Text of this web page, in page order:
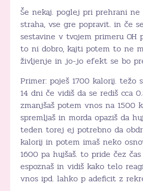
Še nekaj. poglej pri prehrani
straha, vse gre popravit. in če
sestavine v tvojem primeru OH
to ni dobro, kajti potem to ne
življenje in jo-jo efekt se bo
Primer: poješ 1700 kalorij. težo
14 dni če vidiš da se rediš cca
zmanjšaš potem vnos na 1500
spremljaš in morda opaziš da
teden torej ej potrebno da
kalorij in potem imaš neko
1600 pa hujšaš. to pride čez
espoznaš in vidiš kako telo
vnos ipd. lahko p adeficit z